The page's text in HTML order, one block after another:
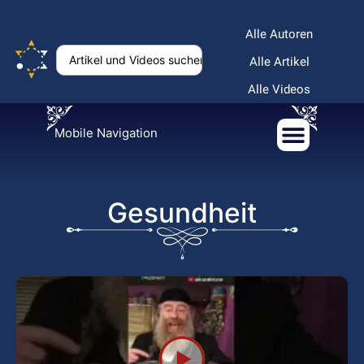
Alle Autoren
Alle Artikel
Alle Videos
Mobile Navigation
Gesundheit